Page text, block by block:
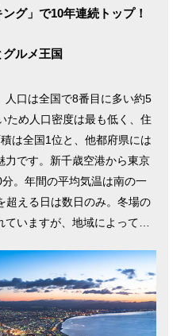
グ」で10年連続トップ！
ルメ王国
人口は全国で8番目に多い約5
ため人口密度は最も低く、住
は全国1位と、他都府県には
力です。新千歳空港から東京
。年間の平均気温は南の一
える日は数日のみ。冬場の
いますが、地域によって環
然や、新鮮な海の幸・乳製品
い北海道ですが、「都道府
年連続トップ（2018）。生活
いる北海道の移住に役立つ